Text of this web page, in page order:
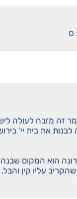
ס
זה מזבח לעולה
את בית יי'
הוא המקום
עליו קין